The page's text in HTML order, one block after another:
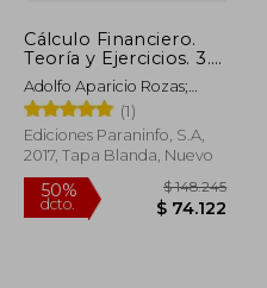
50%
dcto.
Cálculo Financiero.
Teoría y Ejercicios. 3. ª
Edición Revisada
(Matemáticas)
Adolfo Aparicio Rozas;
Roc&Iacute;O Gallego
Losada; Juan Antonio
Ibarra Alfaraz; Jos&Eacute;
Ram&Oacute;N Monrobel
Alcantara
(1)
Ediciones Paraninfo, S.A,
2017, Tapa Blanda, Nuevo